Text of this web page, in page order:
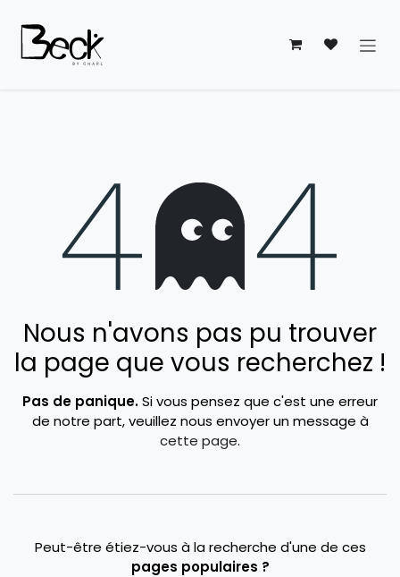
Erreur 404
Nous n'avons pas pu trouver
la page que vous recherchez !
Pas de panique.Si vous pensez que c'est une erreur
de notre part, veuillez nous envoyer un message à
cette page.
Peut-être étiez-vous à la recherche d'une de ces
pages populaires ?